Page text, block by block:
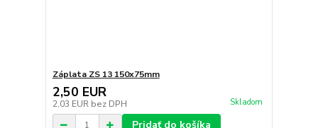
Záplata ZS 13 150x75mm
2,50 EUR
2,03 EUR bez DPH Skladom
Pridať do košíka